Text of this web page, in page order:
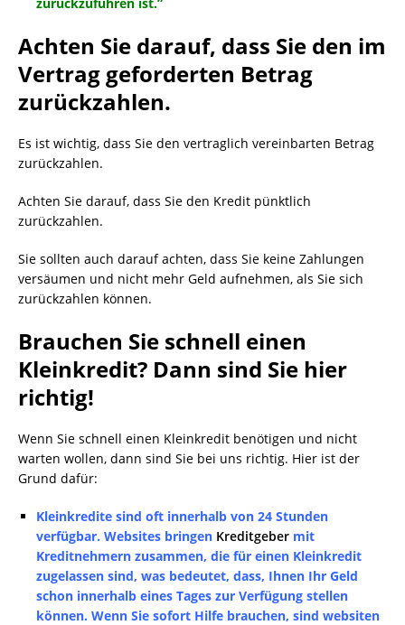
Achten Sie darauf, dass Sie den im
Vertrag geforderten Betrag
zurückzahlen.
Es ist wichtig, dass Sie den vertraglich vereinbarten Betrag
zurückzahlen.
Achten Sie darauf, dass Sie den Kredit pünktlich
zurückzahlen.
Sie sollten auch darauf achten, dass Sie keine Zahlungen
versäumen und nicht mehr Geld aufnehmen, als Sie sich
zurückzahlen können.
Brauchen Sie schnell einen
Kleinkredit? Dann sind Sie hier
richtig!
Wenn Sie schnell einen Kleinkredit benötigen und nicht
warten wollen, dann sind Sie bei uns richtig. Hier ist der
Grund dafür:
Kleinkredite sind oft innerhalb von 24 Stunden
verfügbar. Websites bringen Kreditgeber mit
Kreditnehmern zusammen, die für einen Kleinkredit
zugelassen sind, was bedeutet, dass, Ihnen Ihr Geld
schon innerhalb eines Tages zur Verfügung stellen
können. Wenn Sie sofort Hilfe brauchen, sind websiten